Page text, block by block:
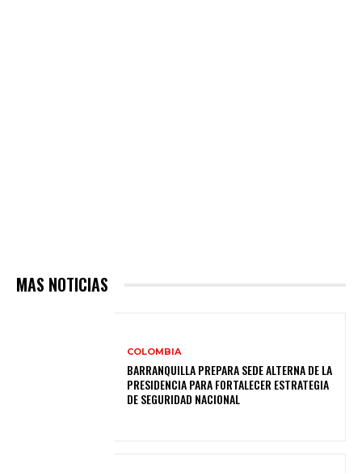
MAS NOTICIAS
COLOMBIA
BARRANQUILLA PREPARA SEDE ALTERNA DE LA
PRESIDENCIA PARA FORTALECER ESTRATEGIA
DE SEGURIDAD NACIONAL